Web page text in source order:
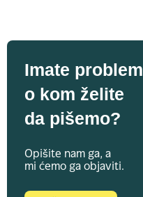
Imate problem
o kom želite
da pišemo?
Opišite nam ga, a
mi ćemo ga objaviti.